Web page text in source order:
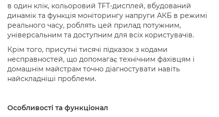
в один клік, кольоровий TFT-дисплей, вбудований
динамік та функція моніторингу напруги АКБ в режимі
реального часу, роблять цей прилад потужним,
універсальним та доступним для всіх користувачів.
Крім того, присутні тисячі підказок з кодами
несправностей, що допомагає технічним фахівцям і
домашнім майстрам точно діагностувати навіть
найскладніші проблеми.
Особливості та функціонал